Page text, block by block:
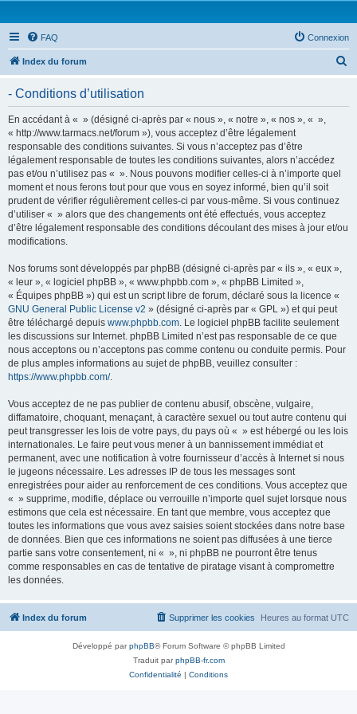
FAQ Connexion
Index du forum
- Conditions d’utilisation
En accédant à « » (désigné ci-après par « nous », « notre », « nos », « »,
« http://www.tarmacs.net/forum »), vous acceptez d’être légalement
responsable des conditions suivantes. Si vous n’acceptez pas d’être
légalement responsable de toutes les conditions suivantes, alors n’accédez
pas et/ou n’utilisez pas « ». Nous pouvons modifier celles-ci à n’importe quel
moment et nous ferons tout pour que vous en soyez informé, bien qu’il soit
prudent de vérifier régulièrement celles-ci par vous-même. Si vous continuez
d’utiliser « » alors que des changements ont été effectués, vous acceptez
d’être légalement responsable des conditions découlant des mises à jour et/ou
modifications.
Nos forums sont développés par phpBB (désigné ci-après par « ils », « eux »,
« leur », « logiciel phpBB », « www.phpbb.com », « phpBB Limited »,
« Équipes phpBB ») qui est un script libre de forum, déclaré sous la licence «
GNU General Public License v2 » (désigné ci-après par « GPL ») et qui peut
être téléchargé depuis www.phpbb.com. Le logiciel phpBB facilite seulement
les discussions sur Internet. phpBB Limited n’est pas responsable de ce que
nous acceptons ou n’acceptons pas comme contenu ou conduite permis. Pour
de plus amples informations au sujet de phpBB, veuillez consulter :
https://www.phpbb.com/.
Vous acceptez de ne pas publier de contenu abusif, obscène, vulgaire,
diffamatoire, choquant, menaçant, à caractère sexuel ou tout autre contenu qui
peut transgresser les lois de votre pays, du pays où « » est hébergé ou les lois
internationales. Le faire peut vous mener à un bannissement immédiat et
permanent, avec une notification à votre fournisseur d’accès à Internet si nous
le jugeons nécessaire. Les adresses IP de tous les messages sont
enregistrées pour aider au renforcement de ces conditions. Vous acceptez que
« » supprime, modifie, déplace ou verrouille n’importe quel sujet lorsque nous
estimons que cela est nécessaire. En tant que membre, vous acceptez que
toutes les informations que vous avez saisies soient stockées dans notre base
de données. Bien que ces informations ne soient pas diffusées à une tierce
partie sans votre consentement, ni « », ni phpBB ne pourront être tenus
comme responsables en cas de tentative de piratage visant à compromettre
les données.
Index du forum Heures au format UTC
Supprimer les cookies
Développé parphpBB® Forum Software © phpBB Limited
Traduit parphpBB-fr.com
Confidentialité | Conditions